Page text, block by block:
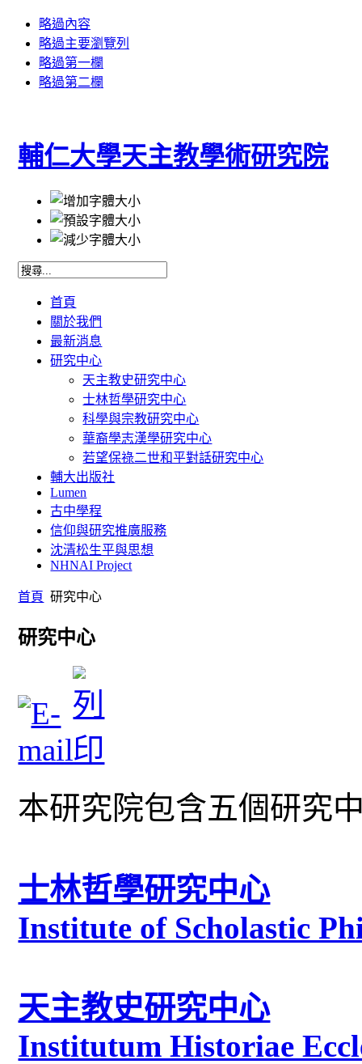
略過內容
略過主要瀏覽列
略過第一欄
略過第二欄
輔仁大學天主教學術研究院
首頁
關於我們
最新消息
研究中心
天主教史研究中心
士林哲學研究中心
科學與宗教研究中心
華裔學志漢學研究中心
若望保祿二世和平對話研究中心
輔大出版社
Lumen
古中學程
信仰與研究推廣服務
沈清松生平與思想
NHNAI Project
首頁 研究中心
研究中心
本研究院包含五個研究
士林哲學研究中心
Institute of Scholastic
天主教史研究中心
Institutum Historiae